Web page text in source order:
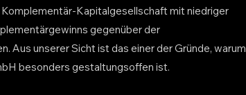
Kapitalgesellschaft mit niedriger
gegenüber der
Aus unserer Sicht ist das einer der Gründe, warum
besonders gestaltungsoffen ist.